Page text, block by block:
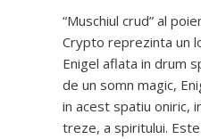
“Muschiul crud” al
Crypto reprezinta un
Enigel aflata in drum
de un somn magic,
in acest spatiu oniric,
treze, a spiritului.